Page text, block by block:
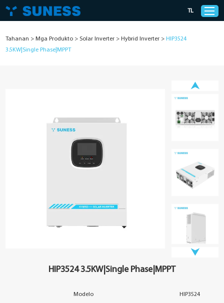
Mga Solusyon
Suporta
Mga Kaso
Tungkol sa Amin
TL
Tahanan > Mga Produkto > Solar Inverter > Hybrid Inverter > HIP3524
3.5KW|Single Phase|MPPT
HIP3524 3.5KW|Single Phase|MPPT
Modelo HIP3524